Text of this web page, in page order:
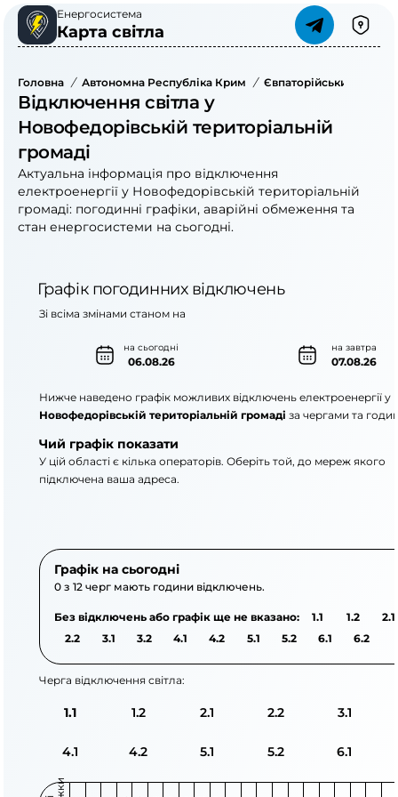
Енергосистема
Карта світла
Головна / Автономна Республіка Крим / Євпаторійський Район
Відключення світла у
Новофедорівській територіальній
громаді
Актуальна інформація про відключення
електроенергії у Новофедорівській територіальній
громаді: погодинні графіки, аварійні обмеження та
стан енергосистеми на сьогодні.
Графік погодинних відключень
на сьогодні
06.08.26
на завтра
07.08.26
Зі всіма змінами станом на
Нижче наведено графік можливих відключень електроенергії у
Новофедорівській територіальній громаді за чергами та
Чий графік показати
У цій області є кілька операторів. Оберіть той, до мереж якого
підключена ваша адреса.
Графік на сьогодні
0 з 12 черг мають години відключень.
Без відключень або графік ще не вказано: 1.1 1.2
2.1
2.2
3.1 3.2 4.1 4.2 5.1 5.2 6.1 6.2
Черга відключення світла:
1.1 1.2 2.1 2.2 3.1
4.1 4.2 5.1 5.2 6.1